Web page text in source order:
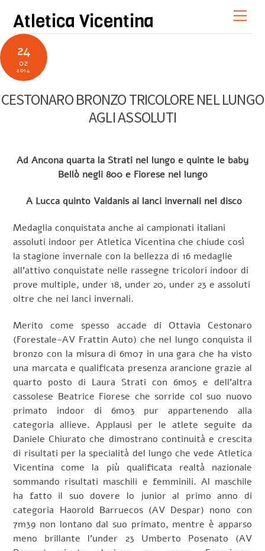
content
Atletica Vicentina
24
02
2014
CESTONARO BRONZO TRICOLORE NEL LUNGO
AGLI ASSOLUTI
Ad Ancona quarta la Strati nel lungo e quinte le baby
Bellò negli 800 e Fiorese nel lungo
A Lucca quinto Vaidanis ai lanci invernali nel disco
Medaglia conquistata anche ai campionati italiani
assoluti indoor per Atletica Vicentina che chiude così
la stagione invernale con la bellezza di 16 medaglie
all’attivo conquistate nelle rassegne tricolori indoor di
prove multiple, under 18, under 20, under 23 e assoluti
oltre che nei lanci invernali.
Merito come spesso accade di Ottavia Cestonaro
(Forestale-AV Frattin Auto) che nel lungo conquista il
bronzo con la misura di 6m07 in una gara che ha visto
una marcata e qualificata presenza arancione grazie al
quarto posto di Laura Strati con 6m05 e dell’altra
cassolese Beatrice Fiorese che sorride col suo nuovo
primato indoor di 6m03 pur appartenendo alla
categoria allieve. Applausi per le atlete seguite da
Daniele Chiurato che dimostrano continuità e crescita
di risultati per la specialità del lungo che vede Atletica
Vicentina come la più qualificata realtà nazionale
sommando risultati maschili e femminili. Al maschile
ha fatto il suo dovere lo junior al primo anno di
categoria Haorold Barruecos (AV Despar) nono con
7m39 non lontano dal suo primato, mentre è apparso
meno brillante l’under 23 Umberto Posenato (AV